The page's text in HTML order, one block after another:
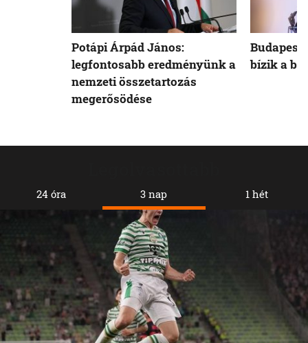
24 óra 3 nap 1 hét
Potápi Árpád János:
legfontosabb eredményünk a
nemzeti összetartozás
megerősödése
Budapest
bízik a